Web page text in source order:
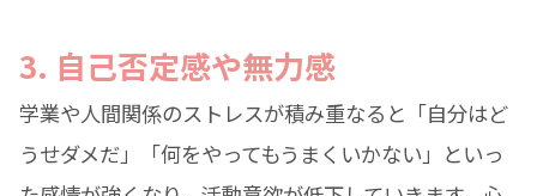
3. 自己否定感や無力感
学業や人間関係のストレスが積み重なると「自分はど
うせダメだ」「何をやってもうまくいかない」といっ